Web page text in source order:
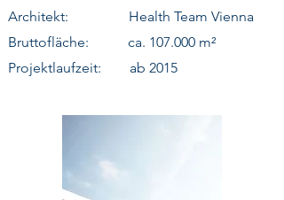
Architekt: Health Team Vienna
Bruttofläche: ca. 107.000 m²
Projektlaufzeit: ab 2015